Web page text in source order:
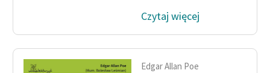
Czytaj więcej
Edgar Allan Poe